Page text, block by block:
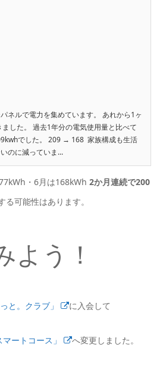
ネルで電力を集めています。 あれから1ヶ
した。 過去1年分の電気使用量と比べて
でした。 209 → 168 家族構成も生活
のに減っていま...
・6月は168kWh 2か月連続で200
可能性はあります。
よう！
と。クラブ」 に入会して
マートコース」 へ変更しました。